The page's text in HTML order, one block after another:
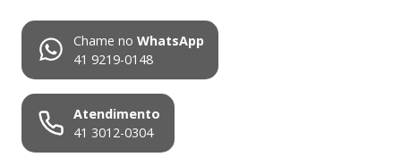
Chame no WhatsApp
41 9219-0148
Atendimento
41 3012-0304